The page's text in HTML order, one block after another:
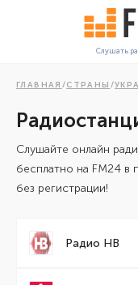
Слушать
ГЛАВНАЯ /СТРАНЫ /
Cлушайте онлайн
бесплатно на FM24
без регистрации!
Радио НВ